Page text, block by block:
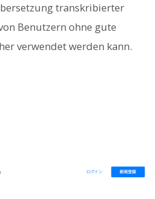
transkribierter
Benutzern ohne gute
verwendet werden kann.